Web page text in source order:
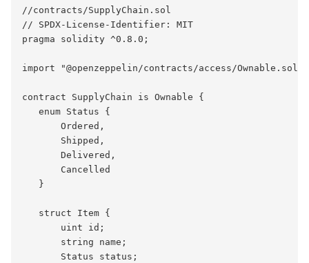
//contracts/SupplyChain.sol
// SPDX-License-Identifier: MIT
pragma solidity ^0.8.0;
import "@openzeppelin/contracts/access/Ownable.sol";
contract SupplyChain is Ownable {
   enum Status {
       Ordered,
       Shipped,
       Delivered,
       Cancelled
   }
   struct Item {
       uint id;
       string name;
       Status status;